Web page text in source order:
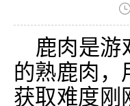
鹿肉是游
的熟鹿肉，
获取难度刚